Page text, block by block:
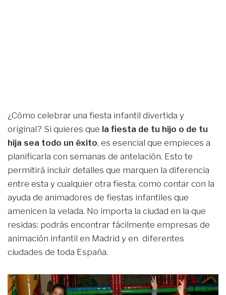
¿Cómo celebrar una fiesta infantil divertida y
original? Si quieres que la fiesta de tu hijo o de tu
hija sea todo un éxito, es esencial que empieces a
planificarla con semanas de antelación. Esto te
permitirá incluir detalles que marquen la diferencia
entre esta y cualquier otra fiesta, como contar con la
ayuda de animadores de fiestas infantiles que
amenicen la velada. No importa la ciudad en la que
residas: podrás encontrar fácilmente empresas de
animación infantil en Madrid y en diferentes
ciudades de toda España.